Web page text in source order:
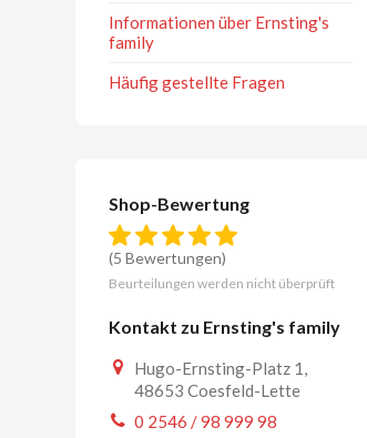
Informationen über Ernsting's
family
Häufig gestellte Fragen
Shop-Bewertung
(5 Bewertungen)
Beurteilungen werden nicht überprüft
Kontakt zu Ernsting's family
Hugo-Ernsting-Platz 1,
48653 Coesfeld-Lette
0 2546 / 98 999 98